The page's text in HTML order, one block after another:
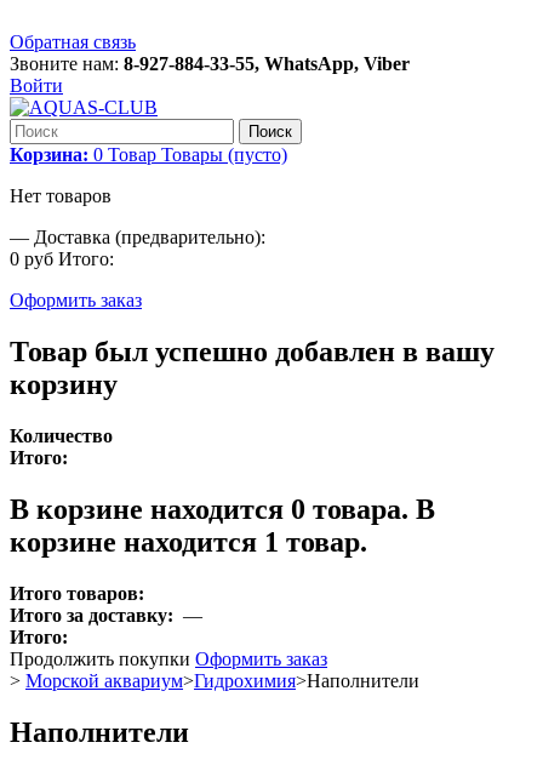
Обратная связь
Звоните нам: 8-927-884-33-55, WhatsApp, Viber
Войти
Поиск
Корзина: 0 Товар Товары (пусто)
Нет товаров
— Доставка (предварительно):
0 руб Итого:
Оформить заказ
Товар был успешно добавлен в вашу
корзину
Количество
Итого:
В корзине находится 0 товара. В
корзине находится 1 товар.
Итого товаров:
Итого за доставку: —
Итого:
Продолжить покупки Оформить заказ
> Морской аквариум>Гидрохимия>Наполнители
Наполнители